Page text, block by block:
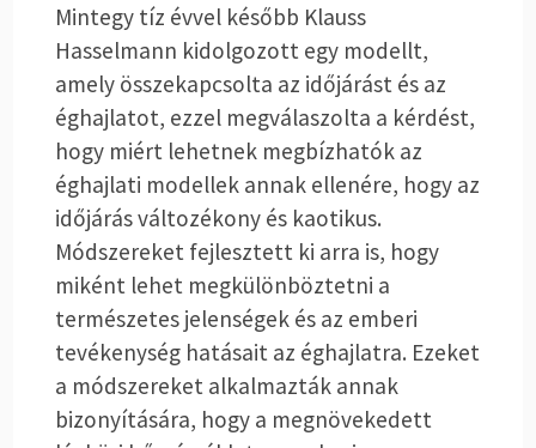
Mintegy tíz évvel később Klauss
Hasselmann kidolgozott egy modellt,
amely összekapcsolta az időjárást és az
éghajlatot, ezzel megválaszolta a kérdést,
hogy miért lehetnek megbízhatók az
éghajlati modellek annak ellenére, hogy az
időjárás változékony és kaotikus.
Módszereket fejlesztett ki arra is, hogy
miként lehet megkülönböztetni a
természetes jelenségek és az emberi
tevékenység hatásait az éghajlatra. Ezeket
a módszereket alkalmazták annak
bizonyítására, hogy a megnövekedett